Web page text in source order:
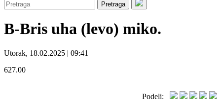
Pretraga
B-Bris uha (levo) miko.
Utorak, 18.02.2025 | 09:41
627.00
Podeli: